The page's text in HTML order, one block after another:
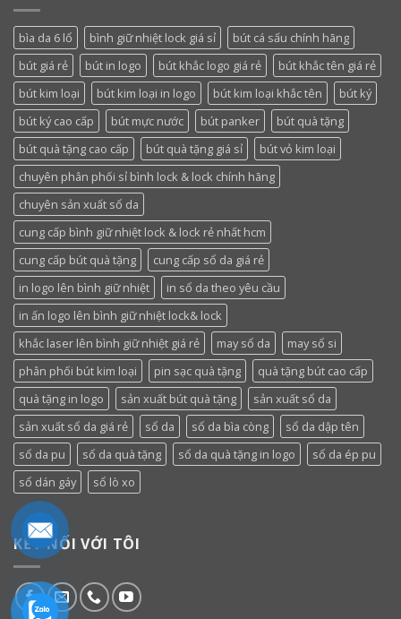
bìa da 6 lổ bình giữ nhiệt lock giá sỉ
bút cá sấu chính hãng
bút giá rẻ
bút in logo bút khắc logo giá rẻ
bút khắc tên giá rẻ
bút kim loại
bút kim loại in logo bút kim loại khắc tên
bút ký
bút ký cao cấp
bút mực nước bút panker
bút quà tặng
bút quà tặng cao cấp
bút quà tặng giá sỉ
bút vỏ kim loại
chuyên phân phối sỉ bình lock & lock chính hãng
chuyên sản xuất sổ da
cung cấp bình giữ nhiệt lock & lock rẻ nhất hcm
cung cấp bút quà tặng
cung cấp sổ da giá rẻ
in logo lên bình giữ nhiệt
in sổ da theo yêu cầu
in ấn logo lên bình giữ nhiệt lock& lock
khắc laser lên bình giữ nhiệt giá rẻ
may sổ da
may sổ si
phân phối bút kim loại
pin sạc quà tặng
quà tặng bút cao cấp
quà tặng in logo
sản xuất bút quà tặng
sản xuất sổ da
sản xuất sổ da giá rẻ
sổ da sổ da bìa còng
sổ da dập tên
sổ da pu
sổ da quà tặng sổ da quà tặng in logo
sổ da ép pu
sổ dán gáy
sổ lò xo
KẾT NỐI VỚI TÔI